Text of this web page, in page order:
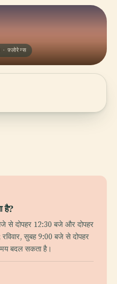
फ़्लोरेन्स
है?
से दोपहर 12:30 बजे और दोपहर
सुबह 9:00 बजे से दोपहर
बदल सकता है।